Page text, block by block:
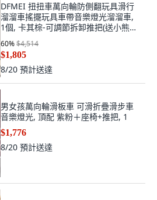
DFMEI 扭扭車萬向輪防側翻玩具滑行
溜溜車搖擺玩具車帶音樂燈光溜溜車,
1個, 卡其棕-可調節拆卸推把(送小熊書
包+頭盔)
60%$4,514
$1,805
8/20 預計送達
男女孩萬向輪滑板車 可滑折疊滑步車
音樂燈光, 頂配 紫粉＋座椅+推把, 1
$1,776
8/20 預計送達